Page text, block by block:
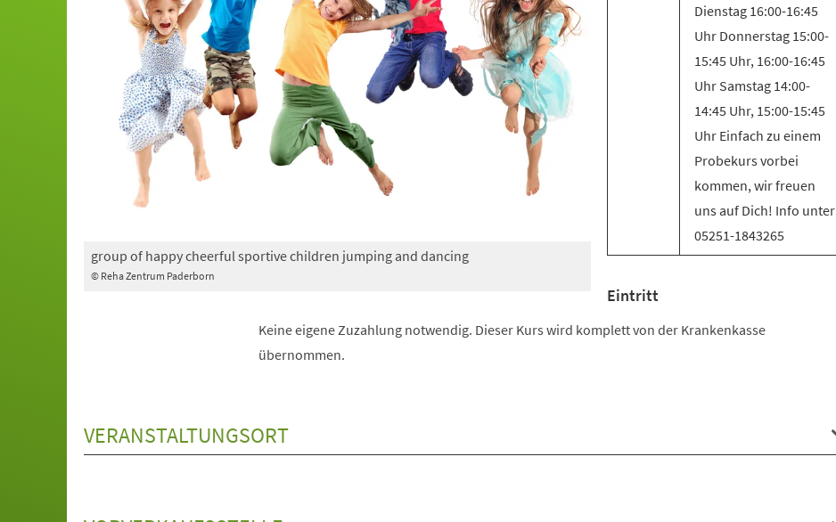
© Reha Zentrum Paderborn
group of happy cheerful sportive children jumping and dancing
Dienstag 16:00-16:45
Uhr Donnerstag 15:00-
15:45 Uhr, 16:00-16:45
Uhr Samstag 14:00-
14:45 Uhr, 15:00-15:45
Uhr Einfach zu einem
Probekurs vorbei
kommen, wir freuen
uns auf Dich! Info unter
05251-1843265
Eintritt
Keine eigene Zuzahlung notwendig. Dieser Kurs wird komplett von der Krankenkasse
übernommen.
VERANSTALTUNGSORT